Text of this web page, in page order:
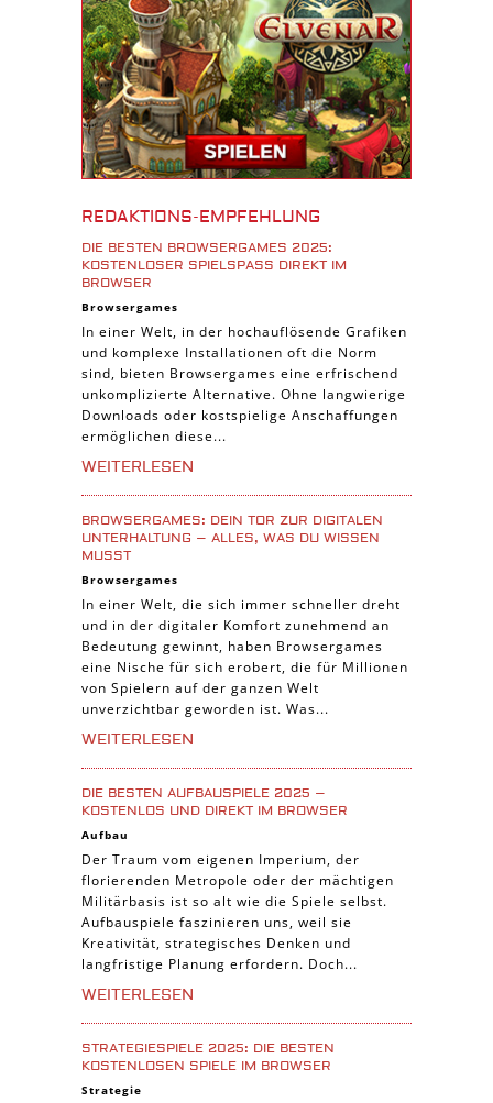
3D Spiele
Tablet Spiele
Android Spiele
iPhone Spiele
iOS Spiele
iPad Spiele
Denk Spiele
Piraten Spiele
Sport Spiele
Pferde Spiele
Simulation Spiele
Tier Spiele
Casual Spiele
Abenteuer Spiele
Online Spiele
3-Gewinnt Spiele
Trading Card Spiele
Manager Spiele
REDAKTIONS-EMPFEHLUNG
DIE BESTEN BROWSERGAMES 2025:
KOSTENLOSER SPIELSPASS DIREKT IM B
ROWSER
Browsergames
In einer Welt, in der hochauflösende Grafiken
und komplexe Installationen oft die Norm
sind, bieten Browsergames eine erfrischend
unkomplizierte Alternative. Ohne langwierige
Downloads oder kostspielige Anschaffungen
ermöglichen diese...
WEITERLESEN
BROWSERGAMES: DEIN TOR ZUR DIGITALEN
UNTERHALTUNG – ALLES, WAS DU WISSEN
MUSST
Browsergames
In einer Welt, die sich immer schneller dreht
und in der digitaler Komfort zunehmend an
Bedeutung gewinnt, haben Browsergames
eine Nische für sich erobert, die für Millionen
von Spielern auf der ganzen Welt
unverzichtbar geworden ist. Was...
WEITERLESEN
DIE BESTEN AUFBAUSPIELE 2025 –
KOSTENLOS UND DIREKT IM BROWSER
Aufbau
Der Traum vom eigenen Imperium, der
florierenden Metropole oder der mächtigen
Militärbasis ist so alt wie die Spiele selbst.
Aufbauspiele faszinieren uns, weil sie
Kreativität, strategisches Denken und
langfristige Planung erfordern. Doch...
WEITERLESEN
STRATEGIESPIELE 2025: DIE BESTEN
KOSTENLOSEN SPIELE IM BROWSER
Strategie